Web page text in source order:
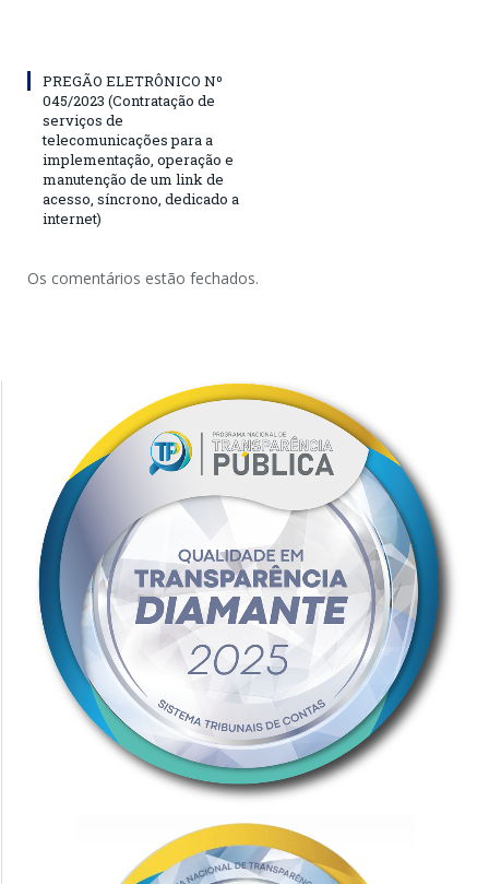
PREGÃO ELETRÔNICO Nº
045/2023 (Contratação de
serviços de
telecomunicações para a
implementação, operação e
manutenção de um link de
acesso, síncrono, dedicado a
internet)
Os comentários estão fechados.